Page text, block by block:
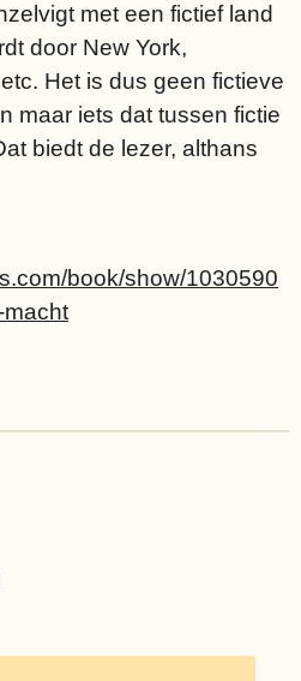
met een fictief land
door New York,
Het is dus geen fictieve
maar iets dat tussen fictie
biedt de lezer, althans
book/show/1030590